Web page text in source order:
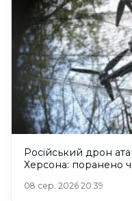
Російський дрон
Херсона: поранено
08 сер. 2026 20:39